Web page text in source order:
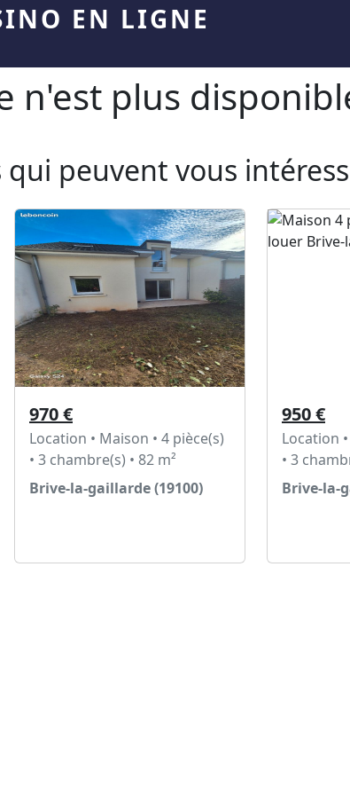
EN LIGNE
n'est plus
qui peuvent vous
970 €
Location • Maison • 4 pièce(s)
• 3 chambre(s) • 82 m²
Brive-la-gaillarde (19100)
950 €
Location
• 3
Brive-la-